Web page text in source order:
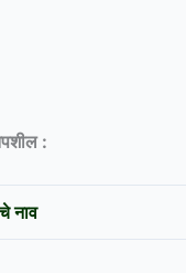
:
नाव